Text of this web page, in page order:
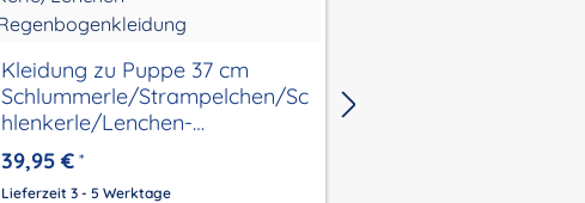
Kleidung zu Puppe 37 cm
Schlummerle/Strampelchen/Sc
hlenkerle/Lenchen-
Regenbogenkleidung
39,95 €*
Lieferzeit 3 - 5 Werktage